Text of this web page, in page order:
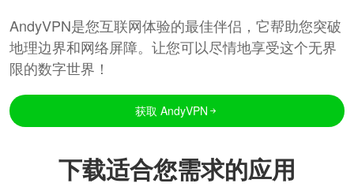
AndyVPN是您互联网体验的最佳伴侣，它帮助您突破
地理边界和网络屏障。让您可以尽情地享受这个无界
限的数字世界！
获取 AndyVPN
下载适合您需求的应用